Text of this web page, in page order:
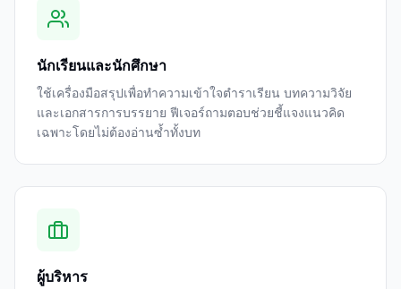
นักเรียนและนักศึกษา
ใช้เครื่องมือสรุปเพื่อทำความเข้าใจตำราเรียน บทความวิจัย
และเอกสารการบรรยาย ฟีเจอร์ถามตอบช่วยชี้แจงแนวคิด
เฉพาะโดยไม่ต้องอ่านซ้ำทั้งบท
ผู้บริหาร